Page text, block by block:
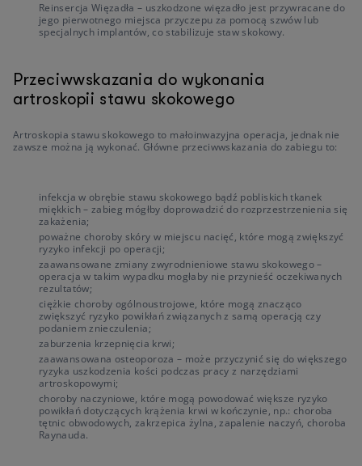
Reinsercja Więzadła – uszkodzone więzadło jest przywracane do
jego pierwotnego miejsca przyczepu za pomocą szwów lub
specjalnych implantów, co stabilizuje staw skokowy.
Przeciwwskazania do wykonania
artroskopii stawu skokowego
Artroskopia stawu skokowego to małoinwazyjna operacja, jednak nie
zawsze można ją wykonać. Główne przeciwwskazania do zabiegu to:
infekcja w obrębie stawu skokowego bądź pobliskich tkanek
miękkich – zabieg mógłby doprowadzić do rozprzestrzenienia się
zakażenia;
poważne choroby skóry w miejscu nacięć, które mogą zwiększyć
ryzyko infekcji po operacji;
zaawansowane zmiany zwyrodnieniowe stawu skokowego –
operacja w takim wypadku mogłaby nie przynieść oczekiwanych
rezultatów;
ciężkie choroby ogólnoustrojowe, które mogą znacząco
zwiększyć ryzyko powikłań związanych z samą operacją czy
podaniem znieczulenia;
zaburzenia krzepnięcia krwi;
zaawansowana osteoporoza – może przyczynić się do większego
ryzyka uszkodzenia kości podczas pracy z narzędziami
artroskopowymi;
choroby naczyniowe, które mogą powodować większe ryzyko
powikłań dotyczących krążenia krwi w kończynie, np.: choroba
tętnic obwodowych, zakrzepica żylna, zapalenie naczyń, choroba
Raynauda.